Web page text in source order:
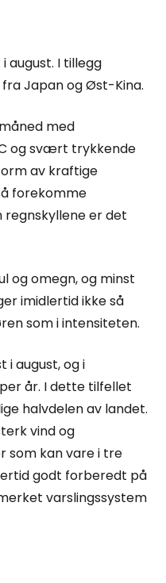
august. I tillegg
Japan og Øst-Kina.
med
og svært trykkende
av kraftige
forekomme
er det
og omegn, og minst
imidlertid ikke så
som i intensiteten.
i august, og i
år. I dette tilfellet
halvdelen av landet.
vind og
som kan vare i tre
godt forberedt på
varslingssystem